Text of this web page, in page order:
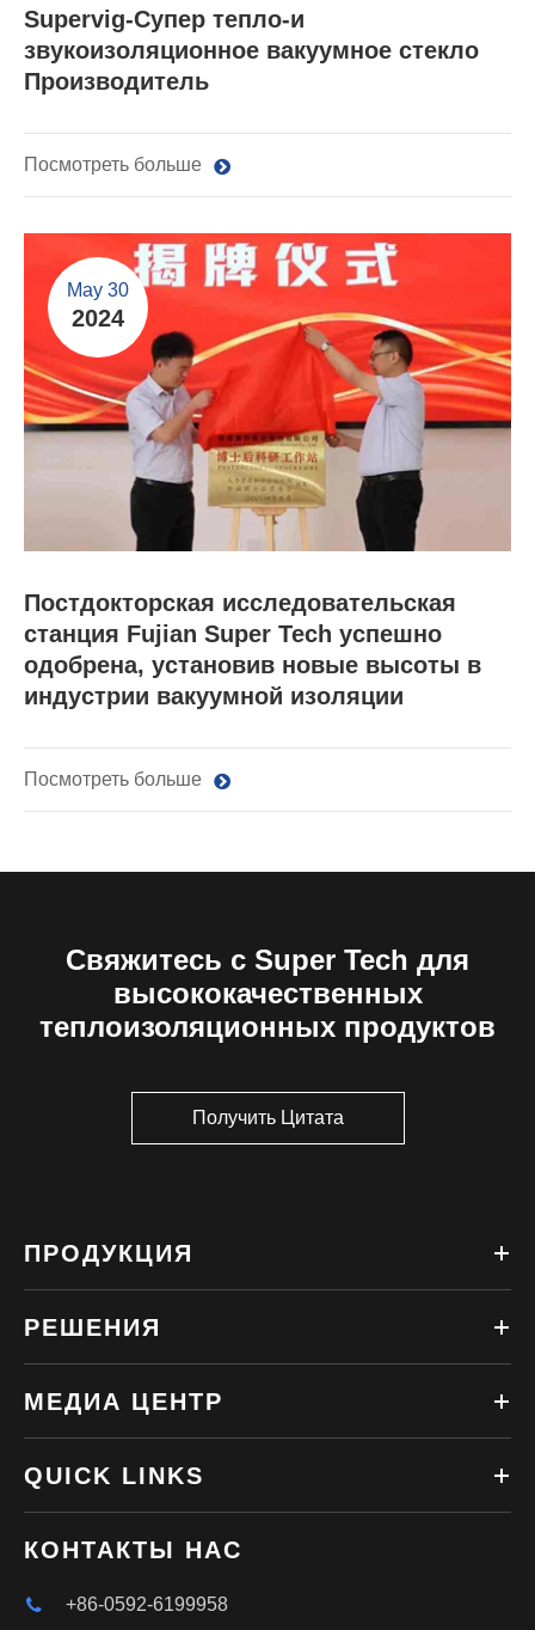
Supervig-Супер тепло-и
звукоизоляционное вакуумное стекло
Производитель
Посмотреть больше
May 30
2024
Постдокторская исследовательская
станция Fujian Super Tech успешно
одобрена, установив новые высоты в
индустрии вакуумной изоляции
Посмотреть больше
Свяжитесь с Super Tech для
высококачественных
теплоизоляционных продуктов
Получить Цитата
ПРОДУКЦИЯ
РЕШЕНИЯ
МЕДИА ЦЕНТР
QUICK LINKS
КОНТАКТЫ НАС
+86-0592-6199958